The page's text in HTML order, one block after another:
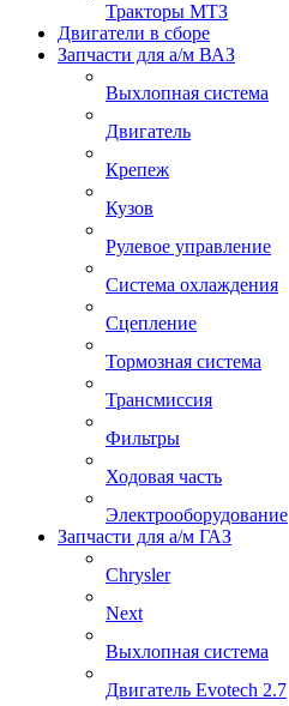
Тракторы МТЗ
Двигатели в сборе
Запчасти для а/м ВАЗ
Выхлопная система
Двигатель
Крепеж
Кузов
Рулевое управление
Система охлаждения
Сцепление
Тормозная система
Трансмиссия
Фильтры
Ходовая часть
Электрооборудование
Запчасти для а/м ГАЗ
Chrysler
Next
Выхлопная система
Двигатель Evotech 2.7